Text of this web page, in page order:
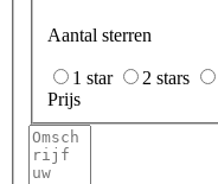
Aantal sterren
1 star 2 stars
Prijs